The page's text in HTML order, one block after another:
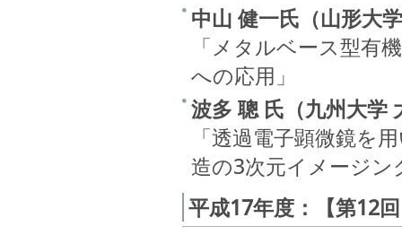
中山 健一氏（山形大
「メタルベース型有
への応用」
波多 聰 氏（九州大学
「透過電子顕微鏡を
造の3次元イメージン
平成17年度：【第12